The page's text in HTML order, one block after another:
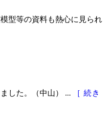
型等の資料も熱心に見られ
した。（中山） ...
［ 続き